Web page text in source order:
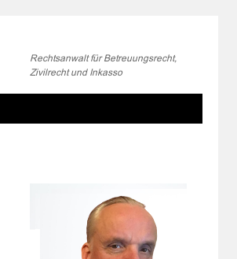
Rechtsanwalt für Betreuungsrecht,
Zivilrecht und Inkasso